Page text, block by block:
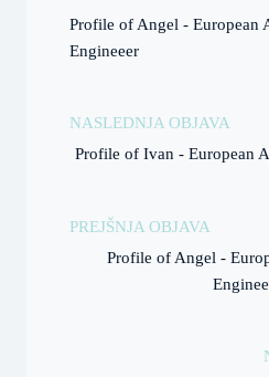
Profile of Angel - European
Engineeer
NASLEDNJA OBJAVA
Profile of Ivan - European
PREJŠNJA OBJAVA
Profile of Angel -